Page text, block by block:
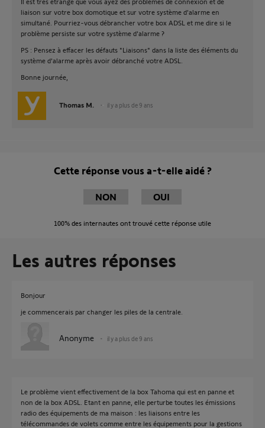
liaison sur votre box domotique et sur votre système d'alarme en
simultané. Pourriez-vous débrancher votre box ADSL et me dire si le
problème persiste sur votre système d'alarme ?
PS : Pensez à effacer les défauts "Liaisons" dans la liste des éléments du
système d'alarme après avoir débranché votre ADSL.
Bonne journée,
Thomas M. il y a plus de 9 ans
Cette réponse vous a-t-elle aidé ?
NON OUI
100% des internautes ont trouvé cette réponse utile
Les autres réponses
Bonjour
je commencerais par changer les piles de la centrale.
Anonyme il y a plus de 9 ans
Le problème vient effectivement de la box Tahoma qui est en panne et
non de la box ADSL. Etant en panne, elle perturbe toutes les émissions
radio des équipements de ma maison : les liaisons entre les
télécommandes de volets comme entre les équipements pour la gestions